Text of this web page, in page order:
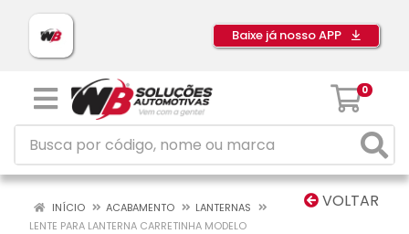
Baixe já nosso APP
0
VOLTAR
INÍCIO ACABAMENTO
LANTERNAS
LENTE PARA LANTERNA CARRETINHA MODELO